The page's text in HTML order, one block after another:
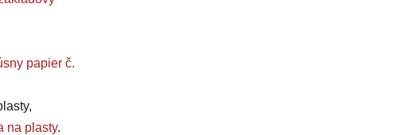
papier č.
na plasty.